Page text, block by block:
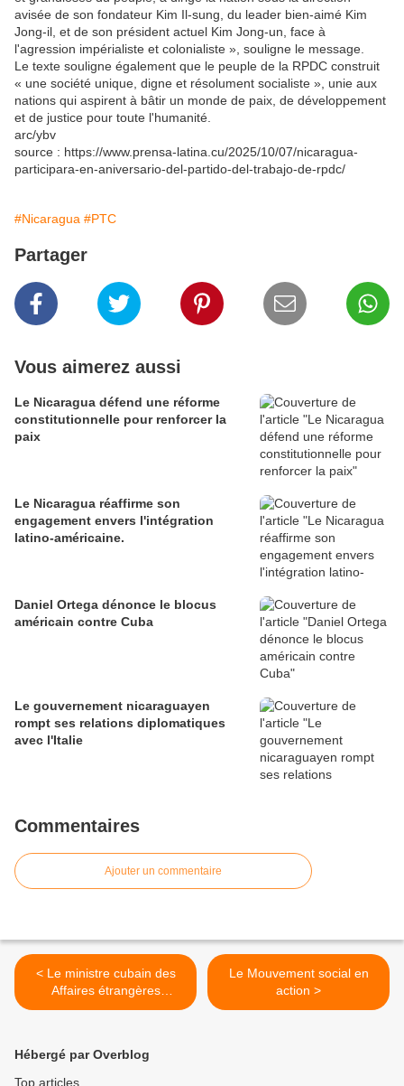
avisée de son fondateur Kim Il-sung, du leader bien-aimé Kim
Jong-il, et de son président actuel Kim Jong-un, face à
l'agression impérialiste et colonialiste », souligne le message.
Le texte souligne également que le peuple de la RPDC construit
« une société unique, digne et résolument socialiste », unie aux
nations qui aspirent à bâtir un monde de paix, de développement
et de justice pour toute l'humanité.
arc/ybv
source : https://www.prensa-latina.cu/2025/10/07/nicaragua-
participara-en-aniversario-del-partido-del-trabajo-de-rpdc/
#Nicaragua #PTC
Partager
Vous aimerez aussi
Le Nicaragua défend une réforme
constitutionnelle pour renforcer la
paix
Le Nicaragua réaffirme son
engagement envers l'intégration
latino-américaine.
Daniel Ortega dénonce le blocus
américain contre Cuba
Le gouvernement nicaraguayen
rompt ses relations diplomatiques
avec l'Italie
Commentaires
Ajouter un commentaire
< Le ministre cubain des
Affaires étrangères
dénonce la conduite
Le Mouvement social en
action >
Hébergé par Overblog
Top articles